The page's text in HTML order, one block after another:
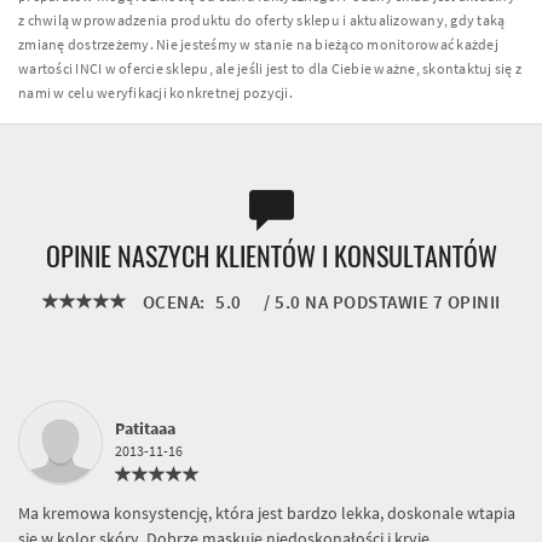
z chwilą wprowadzenia produktu do oferty sklepu i aktualizowany, gdy taką
zmianę dostrzeżemy. Nie jesteśmy w stanie na bieżąco monitorować każdej
wartości INCI w ofercie sklepu, ale jeśli jest to dla Ciebie ważne, skontaktuj się z
nami w celu weryfikacji konkretnej pozycji.
OPINIE NASZYCH KLIENTÓW I KONSULTANTÓW
OCENA: 5.0 / 5.0 NA PODSTAWIE 7 OPINII
Patitaaa
2013-11-16
Ma kremowa konsystencję, która jest bardzo lekka, doskonale wtapia